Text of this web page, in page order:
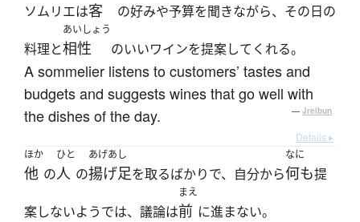
ソムリエは客 の好みや予算を聞きながら、その日の
料理と
あいしょう
相性 のいいワインを提案してくれる。
A sommelier listens to customers’ tastes and
budgets and suggests wines that go well with
the dishes of the day.
— Jreibun
Details ▸
ほか
他 の
ひと
人 の
あげあし
揚げ足を取るばかりで、自分から
なに
何も提
案しないようでは、議論は
まえ
前 に進まない。